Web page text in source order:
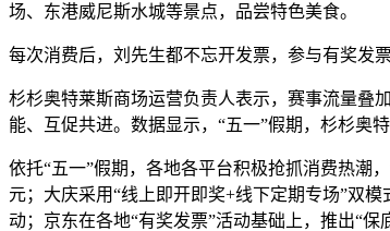
场、东港威尼斯水城等景点，品尝特色美食。
每次消费后，刘先生都不忘开发票，参与有奖发
杉杉奥特莱斯商场运营负责人表示，赛事流量叠
能、互促共进。数据显示，“五一”假期，杉杉奥
依托“五一”假期，各地各平台积极抢抓消费热潮
元；大庆采用“线上即开即奖+线下定期专场”双
动；京东在各地“有奖发票”活动基础上，推出“